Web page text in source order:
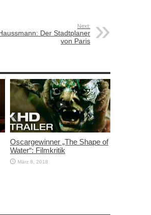
Next:
Der Stadtplaner
von Paris
Oscargewinner „The Shape of
Water“: Filmkritik
März 8, 2018